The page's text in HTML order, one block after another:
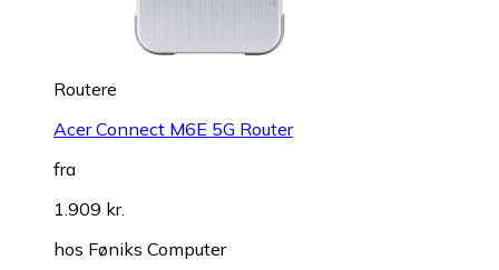
Routere
Acer Connect M6E 5G Router
fra
1.909 kr.
hos Føniks Computer